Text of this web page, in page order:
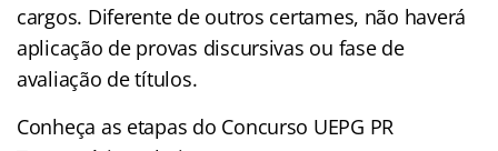
cargos. Diferente de outros certames, não haverá
aplicação de provas discursivas ou fase de
avaliação de títulos.
Conheça as etapas do Concurso UEPG PR